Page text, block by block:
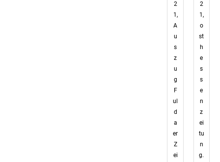
2
1,
A
u
s
z
u
g
F
ul
d
a
er
Z
ei
2
1,
o
st
h
e
s
s
e
n
z
ei
tu
n
g.